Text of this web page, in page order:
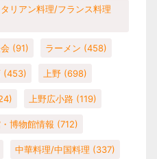
リアン料理/フランス料理
(91) ラーメン (458)
(453) 上野 (698)
上野広小路 (119)
・博物館情報 (712)
中華料理/中国料理 (337)